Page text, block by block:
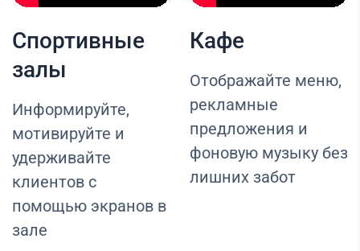
Спортивные
залы
Информируйте,
мотивируйте и
удерживайте
клиентов с
помощью экранов в
зале
Кафе
Отображайте меню,
рекламные
предложения и
фоновую музыку без
лишних забот